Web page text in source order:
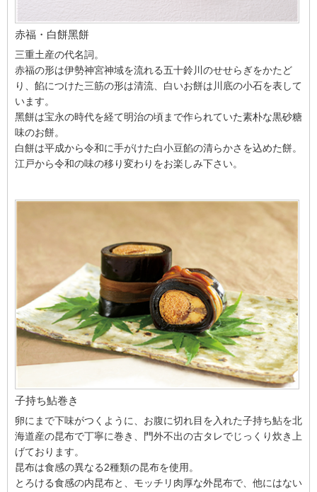
赤福・白餅黑餅
三重土産の代名詞。
赤福の形は伊勢神宮神域を流れる五十鈴川のせせらぎをかたど
り、餡につけた三筋の形は清流、白いお餅は川底の小石を表して
います。
黑餅は宝永の時代を経て明治の頃まで作られていた素朴な黒砂糖
味のお餅。
白餅は平成から令和に手がけた白小豆餡の清らかさを込めた餅。
江戸から令和の味の移り変わりをお楽しみ下さい。
子持ち鮎巻き
卵にまで下味がつくように、お腹に切れ目を入れた子持ち鮎を北
海道産の昆布で丁寧に巻き、門外不出の古タレでじっくり炊き上
げております。
昆布は食感の異なる2種類の昆布を使用。
とろける食感の内昆布と、モッチリ肉厚な外昆布で、他にはない